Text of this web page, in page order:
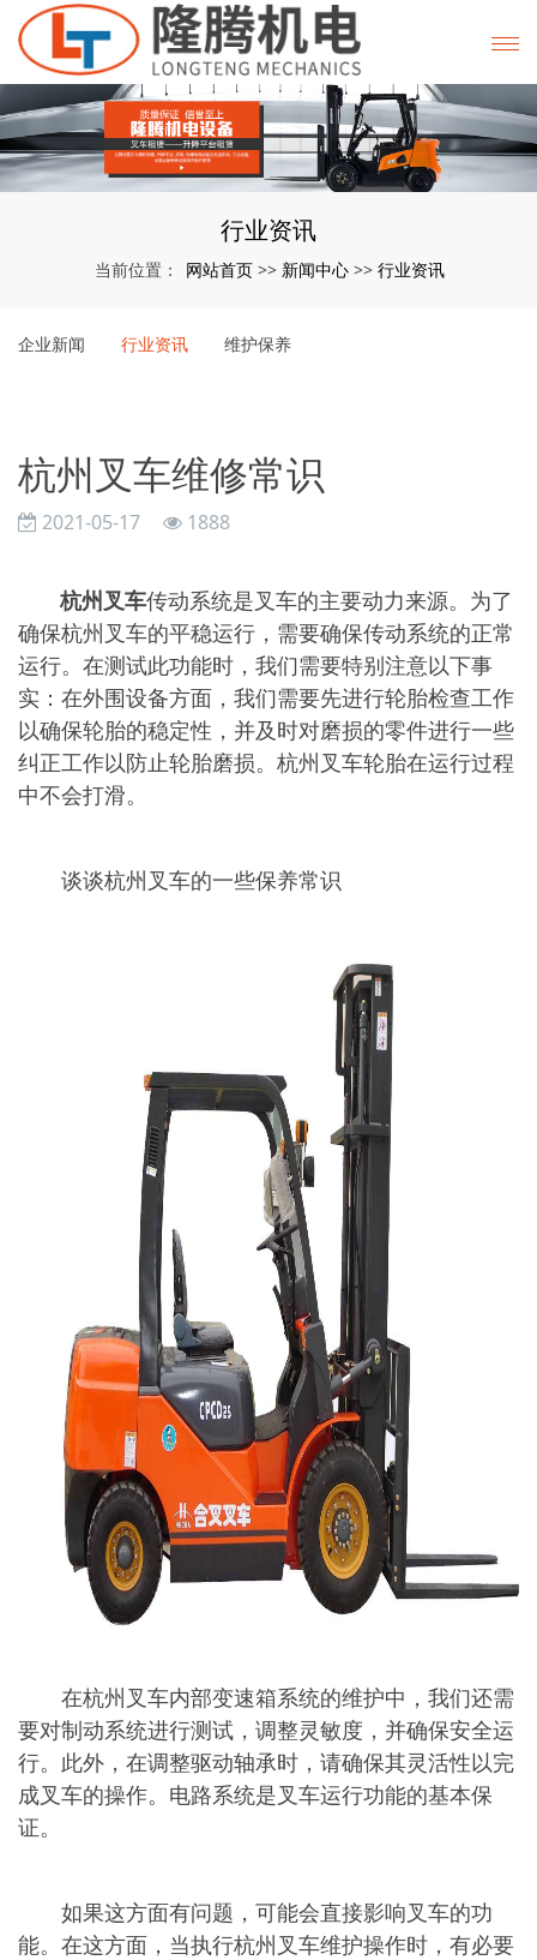
行业资讯
当前位置： 网站首页 >> 新闻中心 >> 行业资讯
企业新闻 行业资讯 维护保养
杭州叉车维修常识
2021-05-17 1888
杭州叉车传动系统是叉车的主要动力来源。为了
确保杭州叉车的平稳运行，需要确保传动系统的正常
运行。在测试此功能时，我们需要特别注意以下事
实：在外围设备方面，我们需要先进行轮胎检查工作
以确保轮胎的稳定性，并及时对磨损的零件进行一些
纠正工作以防止轮胎磨损。杭州叉车轮胎在运行过程
中不会打滑。
谈谈杭州叉车的一些保养常识
在杭州叉车内部变速箱系统的维护中，我们还需
要对制动系统进行测试，调整灵敏度，并确保安全运
行。此外，在调整驱动轴承时，请确保其灵活性以完
成叉车的操作。电路系统是叉车运行功能的基本保
证。
如果这方面有问题，可能会直接影响叉车的功
能。在这方面，当执行杭州叉车维护操作时，有必要